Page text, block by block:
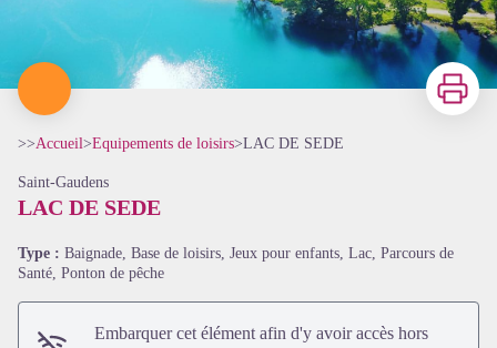
Voir l'image en plein écran
Imprimer
>>Accueil>Equipements de loisirs>LAC DE SEDE
Saint-Gaudens
LAC DE SEDE
Type : Baignade, Base de loisirs, Jeux pour enfants, Lac, Parcours de
Santé, Ponton de pêche
Embarquer cet élément afin d'y avoir accès hors